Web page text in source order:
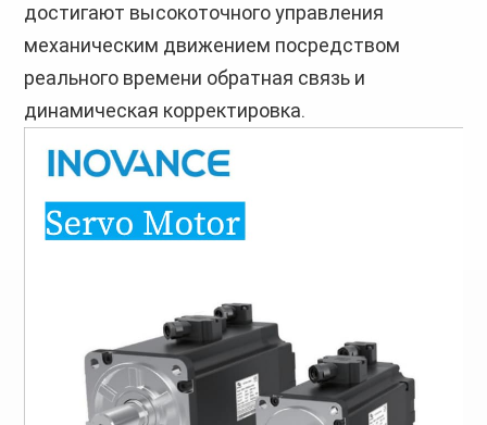
достигают высокоточного управления
механическим движением посредством
реального времени обратная связь и
динамическая корректировка.